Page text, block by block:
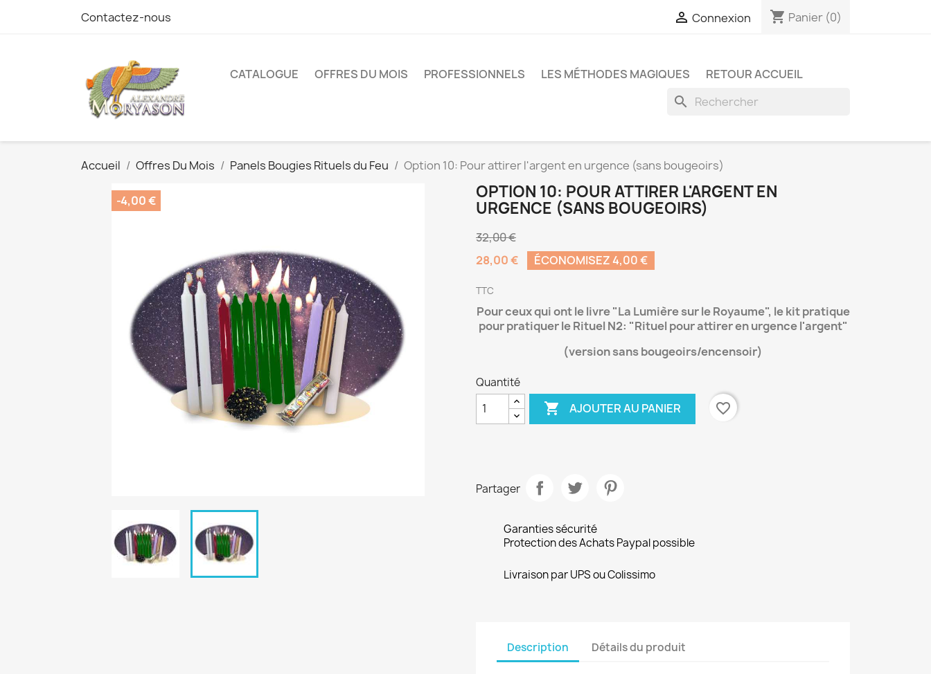
Contactez-nous  Connexion shopping_cart Panier (0)
CATALOGUE OFFRES DU MOIS PROFESSIONNELS LES MÉTHODES MAGIQUES RETOUR ACCUEIL
search
Accueil Offres Du Mois Panels Bougies Rituels du Feu Option 10: Pour attirer l'argent en urgence (sans bougeoirs)
-4,00 €
OPTION 10: POUR ATTIRER L'ARGENT EN
URGENCE (SANS BOUGEOIRS)
32,00 €
28,00 €
ÉCONOMISEZ 4,00 €
TTC
Pour ceux qui ont le livre "La Lumière sur le Royaume", le kit pratique
pour pratiquer le Rituel N2: "Rituel pour attirer en urgence l'argent"
(version sans bougeoirs/encensoir)
Quantité
 AJOUTER AU PANIER favorite_border
Partager
Garanties sécurité
Protection des Achats Paypal possible
Livraison par UPS ou Colissimo
Description Détails du produit